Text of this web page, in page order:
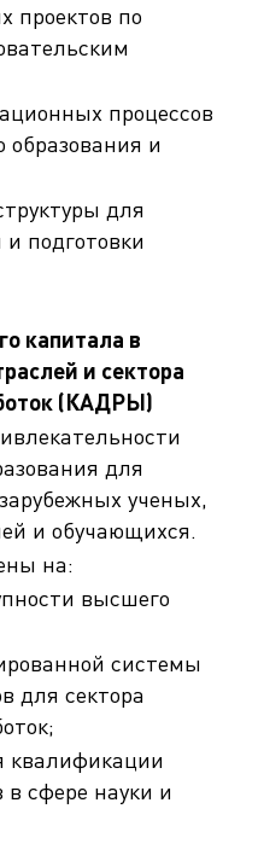
проектов по
процессов
образования и
для
подготовки
капитала в
и сектора
(КАДРЫ)
для
ученых,
и обучающихся.
на:
высшего
системы
для сектора
в сфере науки и